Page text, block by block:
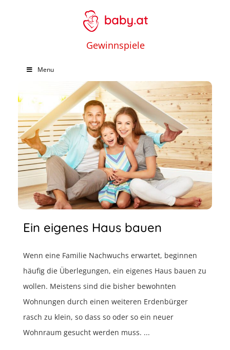
Gewinnspiele
Menu
Ein eigenes Haus bauen
Wenn eine Familie Nachwuchs erwartet, beginnen
häufig die Überlegungen, ein eigenes Haus bauen zu
wollen. Meistens sind die bisher bewohnten
Wohnungen durch einen weiteren Erdenbürger
rasch zu klein, so dass so oder so ein neuer
Wohnraum gesucht werden muss. ...